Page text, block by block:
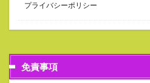
プライバシーポリシー
免責事項